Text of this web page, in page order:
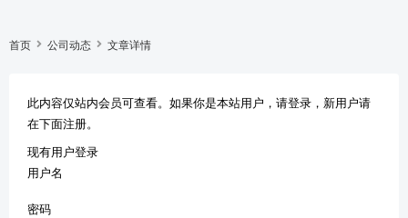
首页 公司动态 文章详情
此内容仅站内会员可查看。如果你是本站用户，请登录，新用户请
在下面注册。
现有用户登录
用户名
密码